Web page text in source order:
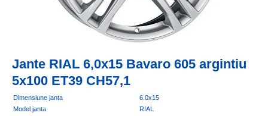
Jante RIAL 6,0x15 Bavaro 605 argintiu
5x100 ET39 CH57,1
Dimensiune janta
6.0x15
Model janta
RIAL